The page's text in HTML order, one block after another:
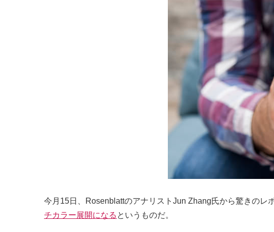
今月15日、RosenblattのアナリストJun Zhang氏から驚きのレ
チカラー展開になる というものだ。